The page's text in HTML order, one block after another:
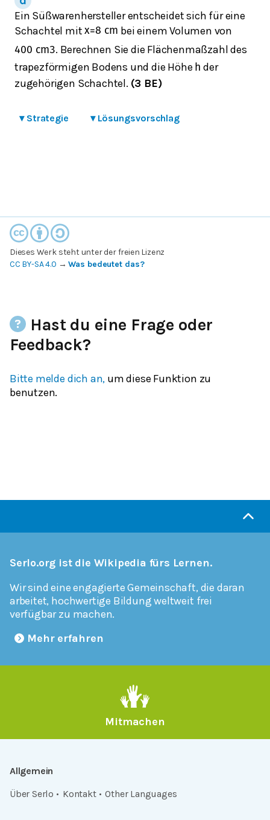
Ein Süßwarenhersteller entscheidet sich für eine
Schachtel mitx=8 cm bei einem Volumen von
400 cm3. Berechnen Sie die Flächenmaßzahl des
trapezförmigen Bodens und die Höhe h der
zugehörigen Schachtel. (3 BE)
▾ Strategie ▾ Lösungsvorschlag
Dieses Werk steht unter der freien Lizenz
CC BY-SA 4.0 →Was bedeutet das?
Hast du eine Frage oder
Feedback?
Bitte melde dich an, um diese Funktion zu
benutzen.
Serlo.org ist die Wikipedia fürs Lernen.
Wir sind eine engagierte Gemeinschaft, die daran
arbeitet, hochwertige Bildung weltweit frei
verfügbar zu machen.
Mehr erfahren
Mitmachen
Allgemein
Über Serlo
Kontakt Other Languages